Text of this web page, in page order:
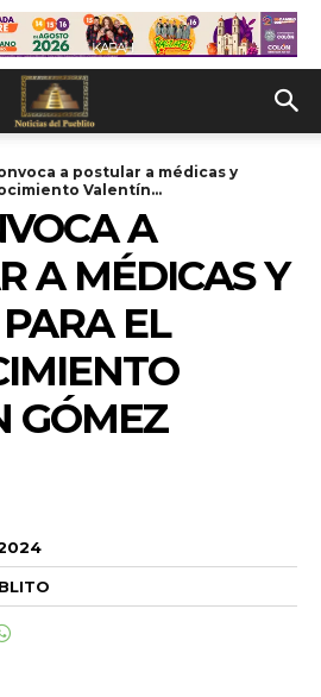
a postular a médicas y
Valentín...
A
A MÉDICAS Y
EL
GÓMEZ